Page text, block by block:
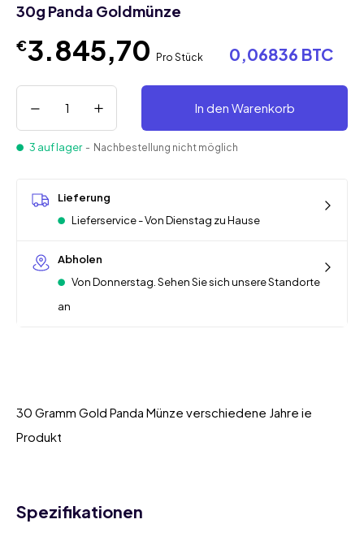
30g Panda Goldmünze
€3.845,70 Pro Stück 0,06836 BTC
In den Warenkorb
3 auf lager - Nachbestellung nicht möglich
Lieferung
Lieferservice - Von Dienstag zu Hause
Abholen
Von Donnerstag. Sehen Sie sich unsere Standorte
an
30 Gramm Gold Panda Münze verschiedene Jahre ie
Produkt
Spezifikationen